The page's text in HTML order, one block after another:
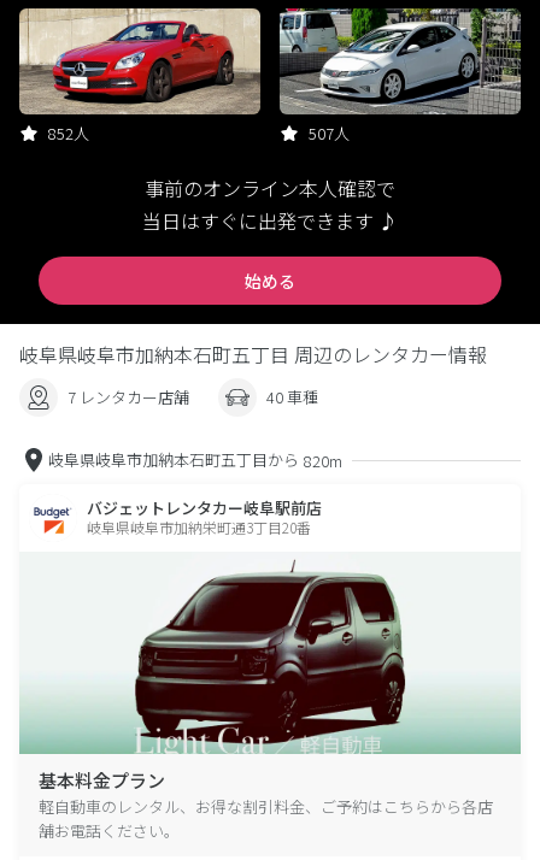
852人 507人
事前のオンライン本人確認で
当日はすぐに出発できます ♪
始める
岐阜県岐阜市加納本石町五丁目 周辺のレンタカー情報
7 レンタカー店舗 40 車種
岐阜県岐阜市加納本石町五丁目から 820m
バジェットレンタカー岐阜駅前店
岐阜県岐阜市加納栄町通3丁目20番
基本料金プラン
軽自動車のレンタル、お得な割引料金、ご予約はこちらから各店
舗お電話ください。